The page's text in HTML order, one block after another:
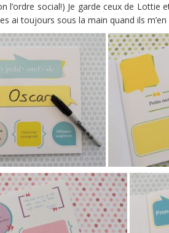
l’ordre social!) Je garde ceux de Lottie
ai toujours sous la main quand ils